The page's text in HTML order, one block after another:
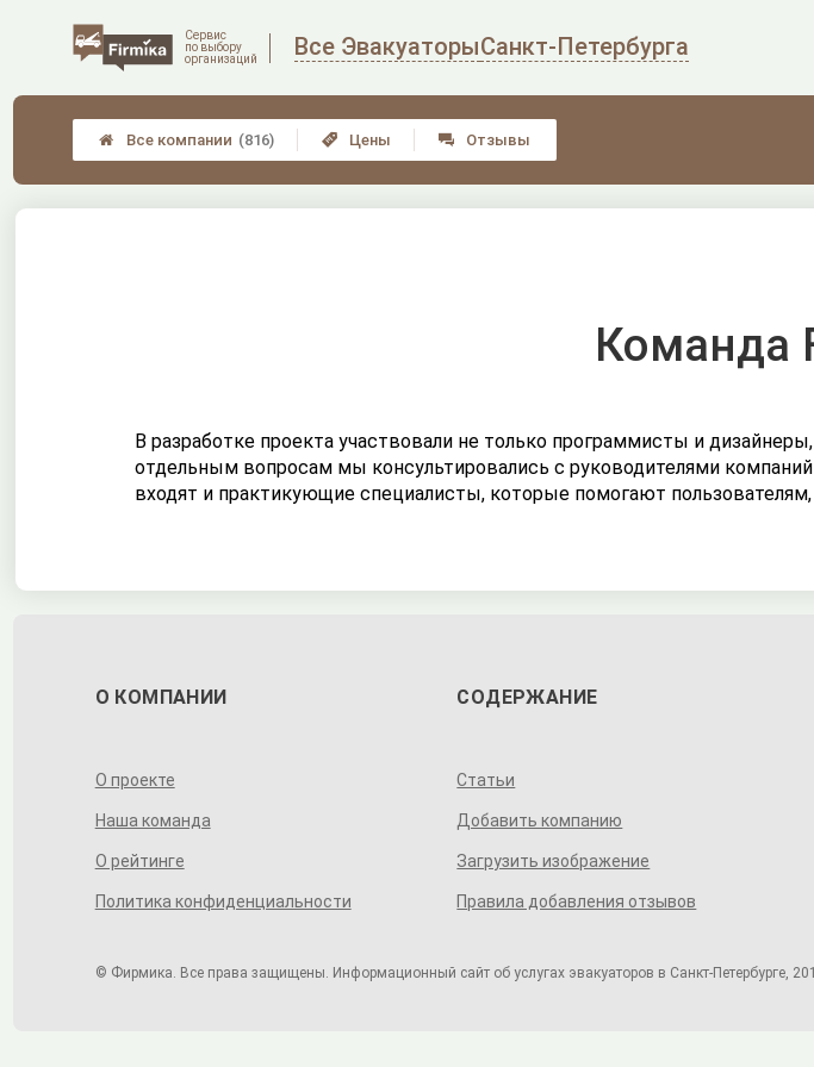
Сервис
по выбору
организаций
Все ЭвакуаторыСанкт-Петербурга
 Отзывы
 Цены
 Все компании (816)
Команда
В разработке проекта участвовали не только программисты и
отдельным вопросам мы консультировались с руководителями
входят и практикующие специалисты, которые помогают
О КОМПАНИИ
О проекте
Наша команда
О рейтинге
Политика конфиденциальности
СОДЕРЖАНИЕ
Статьи
Добавить компанию
Загрузить изображение
Правила добавления отзывов
© Фирмика. Все права защищены. Информационный сайт об услугах эвакуаторов в Санкт-Петербурге,